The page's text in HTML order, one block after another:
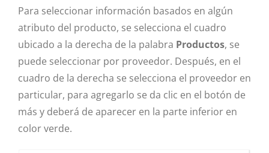
Para seleccionar información basados en algún
atributo del producto, se selecciona el cuadro
ubicado a la derecha de la palabra Productos, se
puede seleccionar por proveedor. Después, en el
cuadro de la derecha se selecciona el proveedor en
particular, para agregarlo se da clic en el botón de
más y deberá de aparecer en la parte inferior en
color verde.